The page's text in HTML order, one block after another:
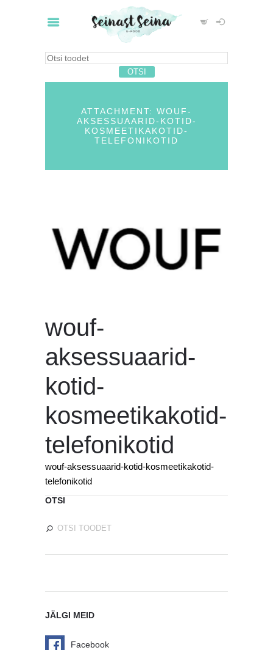
ATTACHMENT: WOUF-
AKSESSUAARID-KOTID-
KOSMEETIKAKOTID-
TELEFONIKOTID
wouf-
aksessuaarid-
kotid-
kosmeetikakotid-
telefonikotid
wouf-aksessuaarid-kotid-kosmeetikakotid-
telefonikotid
OTSI
JÄLGI MEID
Facebook